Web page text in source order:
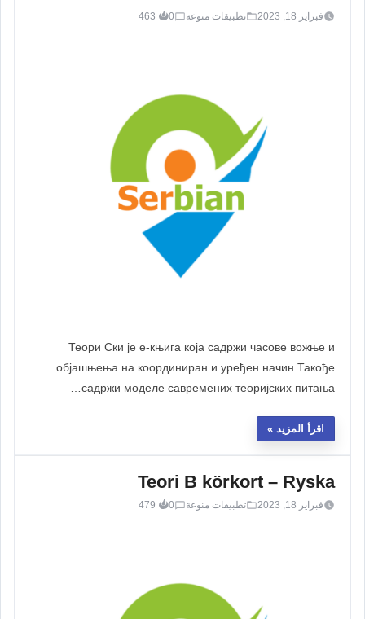
فبراير 18, 2023 تطبيقات منوعة 0
463
Теори Ски је е-књига која садржи часове вожње и
објашњења на координиран и уређен начин.Такође
садржи моделе савремених теоријских питања…
اقرأ المزيد
Teori B körkort – Ryska
فبراير 18, 2023 تطبيقات منوعة 0
479